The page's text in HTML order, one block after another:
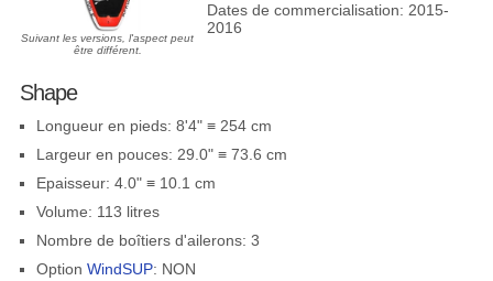
Suivant les versions, l'aspect peut
être différent.
Dates de commercialisation: 2015-
2016
Shape
Longueur en pieds: 8'4" ≡ 254 cm
Largeur en pouces: 29.0" ≡ 73.6 cm
Epaisseur: 4.0" ≡ 10.1 cm
Volume: 113 litres
Nombre de boîtiers d'ailerons: 3
Option WindSUP: NON